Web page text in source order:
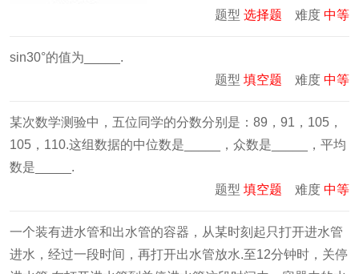
题型 选择题 难度 中等
sin30°的值为_____.
题型 填空题 难度 中等
某次数学测验中，五位同学的分数分别是：89，91，105，
105，110.这组数据的中位数是_____，众数是_____，平均
数是_____.
题型 填空题 难度 中等
一个装有进水管和出水管的容器，从某时刻起只打开进水管
进水，经过一段时间，再打开出水管放水.至12分钟时，关停